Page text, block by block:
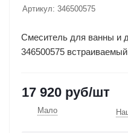
Артикул: 346500575
Смеситель для ванны и
346500575
17 920 руб/шт
Мало